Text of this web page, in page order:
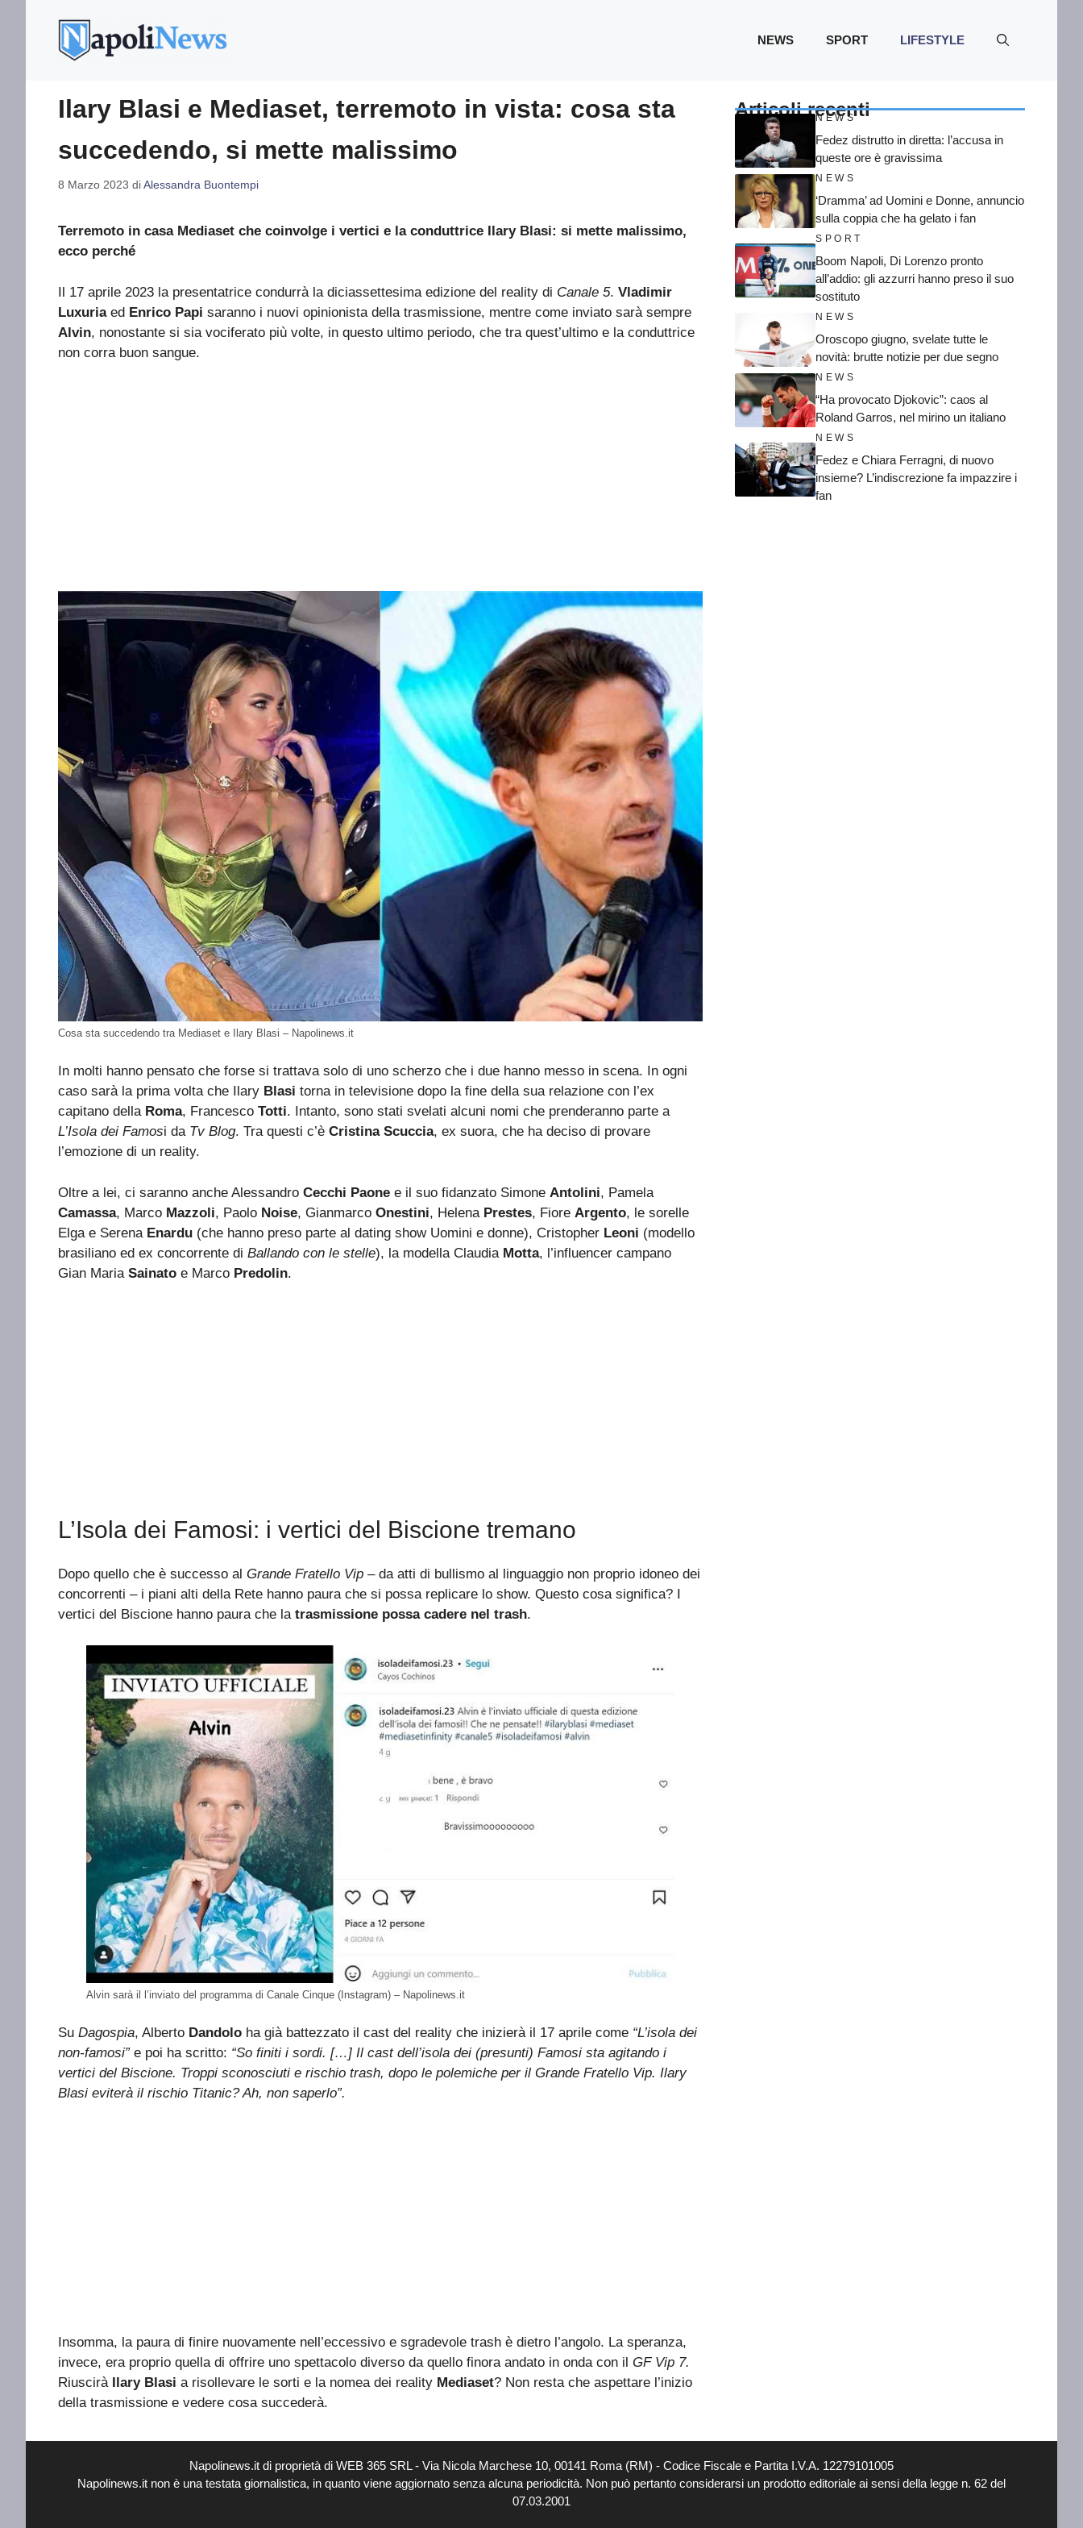
NEWS SPORT LIFESTYLE
Ilary Blasi e Mediaset, terremoto in vista: cosa sta
succedendo, si mette malissimo
8 Marzo 2023 diAlessandra Buontempi
Terremoto in casa Mediaset che coinvolge i vertici e la conduttrice Ilary Blasi: si mette malissimo,
ecco perché
Il 17 aprile 2023 la presentatrice condurrà la diciassettesima edizione del reality di Canale 5. Vladimir
Luxuria ed Enrico Papi saranno i nuovi opinionista della trasmissione, mentre come inviato sarà sempre
Alvin, nonostante si sia vociferato più volte, in questo ultimo periodo, che tra quest’ultimo e la conduttrice
non corra buon sangue.
Cosa sta succedendo tra Mediaset e Ilary Blasi – Napolinews.it
In molti hanno pensato che forse si trattava solo di uno scherzo che i due hanno messo in scena. In ogni
caso sarà la prima volta che Ilary Blasi torna in televisione dopo la fine della sua relazione con l’ex
capitano della Roma, Francesco Totti. Intanto, sono stati svelati alcuni nomi che prenderanno parte a
L’Isola dei Famosi da Tv Blog. Tra questi c’è Cristina Scuccia, ex suora, che ha deciso di provare
l’emozione di un reality.
Oltre a lei, ci saranno anche Alessandro Cecchi Paone e il suo fidanzato Simone Antolini, Pamela
Camassa, Marco Mazzoli, Paolo Noise, Gianmarco Onestini, Helena Prestes, Fiore Argento, le sorelle
Elga e Serena Enardu (che hanno preso parte al dating show Uomini e donne), Cristopher Leoni (modello
brasiliano ed ex concorrente di Ballando con le stelle), la modella Claudia Motta, l’influencer campano
Gian Maria Sainato e Marco Predolin.
L’Isola dei Famosi: i vertici del Biscione tremano
Dopo quello che è successo al Grande Fratello Vip – da atti di bullismo al linguaggio non proprio idoneo dei
concorrenti – i piani alti della Rete hanno paura che si possa replicare lo show. Questo cosa significa? I
vertici del Biscione hanno paura che la trasmissione possa cadere nel trash.
Alvin sarà il l’inviato del programma di Canale Cinque (Instagram) – Napolinews.it
Su Dagospia, Alberto Dandolo ha già battezzato il cast del reality che inizierà il 17 aprile come “L’isola dei
non-famosi”e poi ha scritto: “So finiti i sordi. […] Il cast dell’isola dei (presunti) Famosi sta agitando i
vertici del Biscione. Troppi sconosciuti e rischio trash, dopo le polemiche per il Grande Fratello Vip. Ilary
Blasi eviterà il rischio Titanic? Ah, non saperlo”.
Insomma, la paura di finire nuovamente nell’eccessivo e sgradevole trash è dietro l’angolo. La speranza,
invece, era proprio quella di offrire uno spettacolo diverso da quello finora andato in onda con il GF Vip 7.
Riuscirà Ilary Blasi a risollevare le sorti e la nomea dei reality Mediaset? Non resta che aspettare l’inizio
della trasmissione e vedere cosa succederà.
Articoli recenti
NEWS
Fedez distrutto in diretta: l’accusa in
queste ore è gravissima
NEWS
‘Dramma’ ad Uomini e Donne, annuncio
sulla coppia che ha gelato i fan
SPORT
Boom Napoli, Di Lorenzo pronto
all’addio: gli azzurri hanno preso il suo
sostituto
NEWS
Oroscopo giugno, svelate tutte le
novità: brutte notizie per due segno
NEWS
“Ha provocato Djokovic”: caos al
Roland Garros, nel mirino un italiano
NEWS
Fedez e Chiara Ferragni, di nuovo
insieme? L’indiscrezione fa impazzire i
fan
Napolinews.it di proprietà di WEB 365 SRL - Via Nicola Marchese 10, 00141 Roma (RM) - Codice Fiscale e Partita I.V.A. 12279101005
Napolinews.it non è una testata giornalistica, in quanto viene aggiornato senza alcuna periodicità. Non può pertanto considerarsi un prodotto editoriale ai sensi della legge n. 62 del
07.03.2001